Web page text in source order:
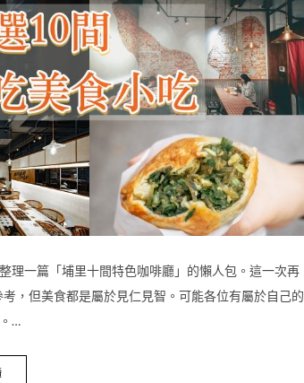
理一篇「埔里十間特色咖啡廳」的懶人包。這一次再
，但美食都是屬於見仁見智。可能各位有屬於自己的
…